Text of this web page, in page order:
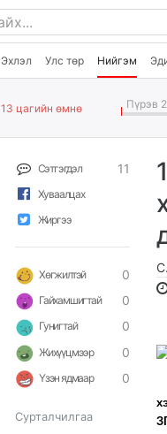
Эхлэл Улс төр Нийгэм
13 цагийн өмнө Пүрэв
Сэтгэгдэл 11
Хуваалцах
Жиргээ
Хөгжилтэй 0
Гайхамшигтай 0
Гунигтай 0
Жихүүцмээр 0
Үзэн ядмаар 0
Сурталчилгаа